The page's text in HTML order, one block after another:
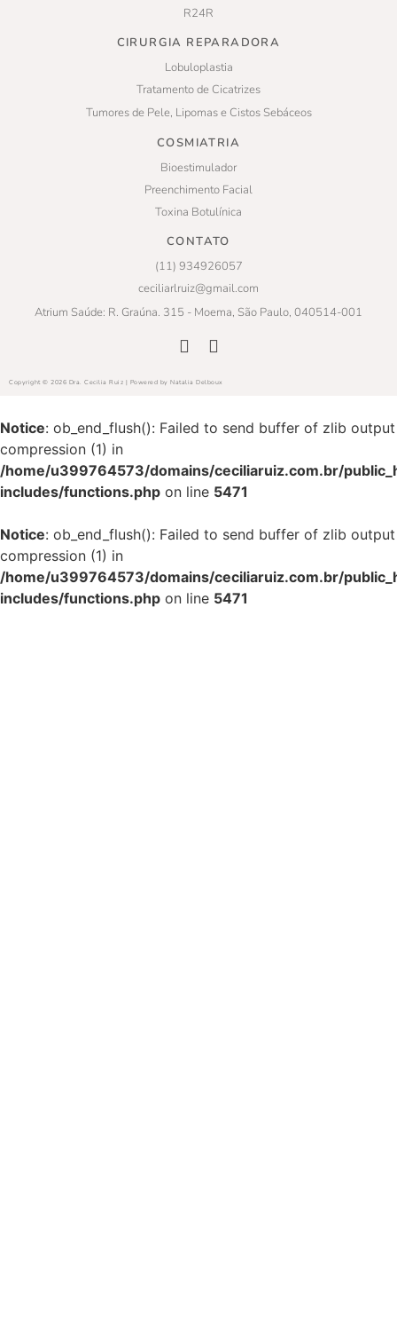
R24R
CIRURGIA REPARADORA
Lobuloplastia
Tratamento de Cicatrizes
Tumores de Pele, Lipomas e Cistos Sebáceos
COSMIATRIA
Bioestimulador
Preenchimento Facial
Toxina Botulínica
CONTATO
(11) 934926057
ceciliarlruiz@gmail.com
Atrium Saúde: R. Graúna. 315 - Moema, São Paulo, 040514-001
Copyright © 2026 Dra. Cecilia Ruiz | Powered by Natalia Delboux
Notice: ob_end_flush(): Failed to send buffer of zlib output
compression (1) in
/home/u399764573/domains/ceciliaruiz.com.br/
includes/functions.php on line 5471
Notice: ob_end_flush(): Failed to send buffer of zlib output
compression (1) in
/home/u399764573/domains/ceciliaruiz.com.br/
includes/functions.php on line 5471